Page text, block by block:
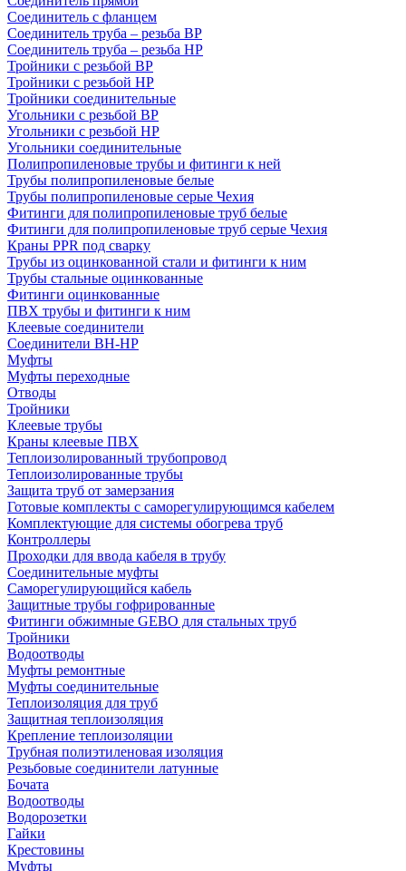
Соединитель с фланцем
Соединитель труба – резьба ВР
Соединитель труба – резьба НР
Тройники с резьбой ВР
Тройники с резьбой НР
Тройники соединительные
Угольники с резьбой ВР
Угольники с резьбой НР
Угольники соединительные
Полипропиленовые трубы и фитинги к ней
Трубы полипропиленовые белые
Трубы полипропиленовые серые Чехия
Фитинги для полипропиленовые труб белые
Фитинги для полипропиленовые труб серые Чехия
Краны PPR под сварку
Трубы из оцинкованной стали и фитинги к ним
Трубы стальные оцинкованные
Фитинги оцинкованные
ПВХ трубы и фитинги к ним
Клеевые соединители
Соединители ВН-НР
Муфты
Муфты переходные
Отводы
Тройники
Клеевые трубы
Краны клеевые ПВХ
Теплоизолированный трубопровод
Теплоизолированные трубы
Защита труб от замерзания
Готовые комплекты с саморегулирующимся кабелем
Комплектующие для системы обогрева труб
Контроллеры
Проходки для ввода кабеля в трубу
Соединительные муфты
Саморегулирующийся кабель
Защитные трубы гофрированные
Фитинги обжимные GEBO для стальных труб
Тройники
Водоотводы
Муфты ремонтные
Муфты соединительные
Теплоизоляция для труб
Защитная теплоизоляция
Крепление теплоизоляции
Трубная полиэтиленовая изоляция
Резьбовые соединители латунные
Бочата
Водоотводы
Водорозетки
Гайки
Крестовины
Муфты